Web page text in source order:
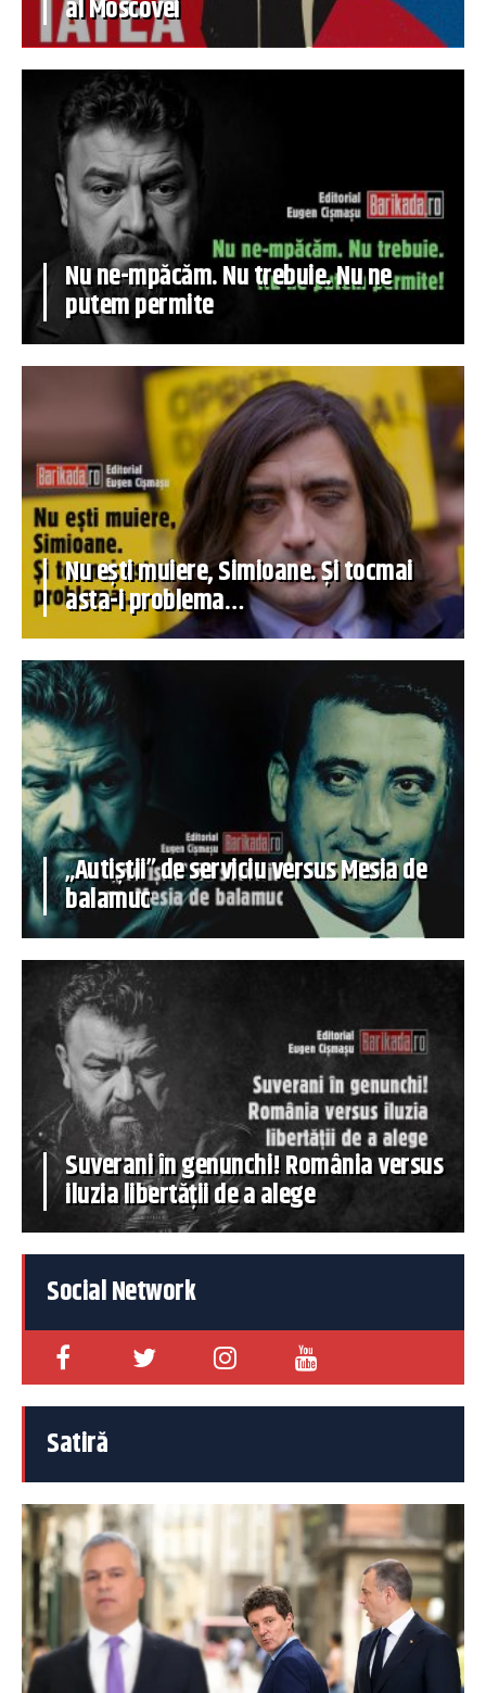
al Moscovei
Nu ne-mpăcăm. Nu trebuie. Nu ne
putem permite
Nu ești muiere, Simioane. Și tocmai
asta-i problema…
„Autiștii” de serviciu versus Mesia de
balamuc
Suverani în genunchi! România versus
iluzia libertății de a alege
Social Network
Satiră